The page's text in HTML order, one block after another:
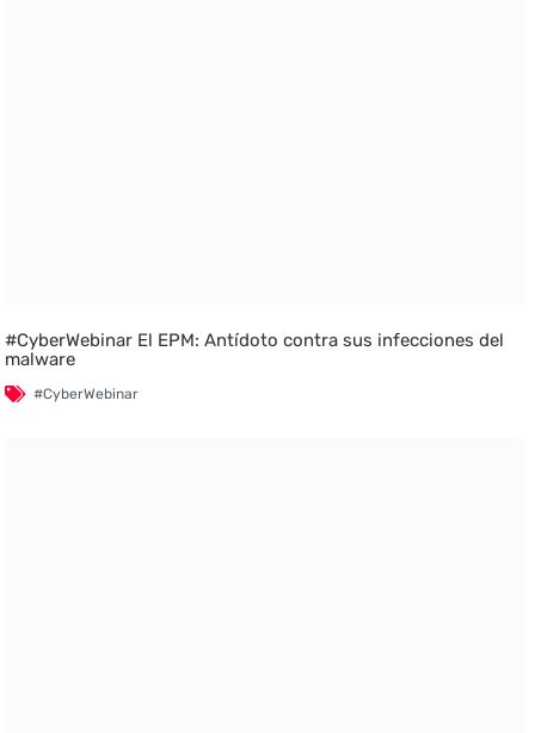
#CyberWebinar El EPM: Antídoto contra sus infecciones del
malware
#CyberWebinar